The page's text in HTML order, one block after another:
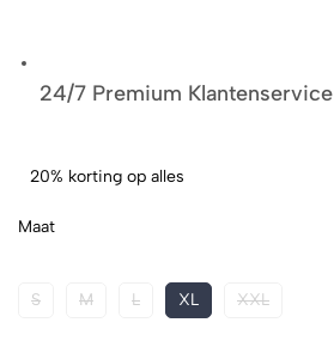
24/7 Premium Klantenservice
20% korting op alles
Maat
S M L XL XXL